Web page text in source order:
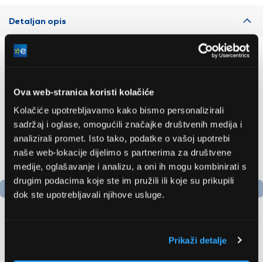
Ova web-stranica koristi kolačiće
Kolačiće upotrebljavamo kako bismo personalizirali
sadržaj i oglase, omogućili značajke društvenih medija i
analizirali promet. Isto tako, podatke o vašoj upotrebi
naše web-lokacije dijelimo s partnerima za društvene
medije, oglašavanje i analizu, a oni ih mogu kombinirati s
drugim podacima koje ste im pružili ili koje su prikupili
dok ste upotrebljavali njihove usluge.
Prikaži detalje
Detaljan opis